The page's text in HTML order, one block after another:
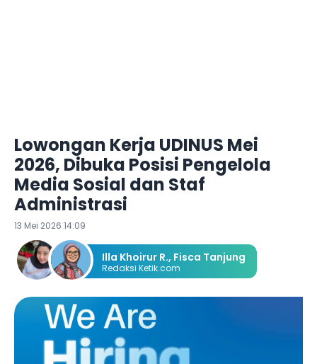
Lowongan Kerja UDINUS Mei
2026, Dibuka Posisi Pengelola
Media Sosial dan Staf
Administrasi
13 Mei 2026 14:09
Illa Khoirur R., Fisca Tanjung
Redaksi Ketik.com